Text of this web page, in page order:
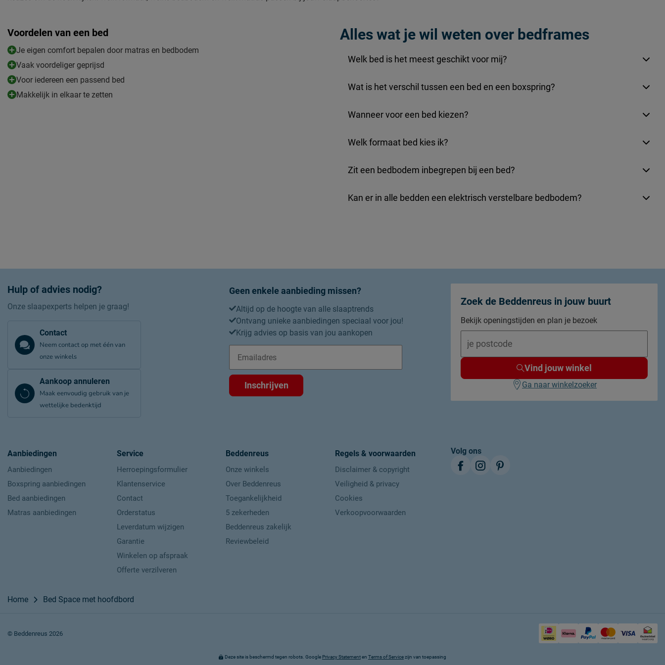
Goed om te weten
2 jaar garantie volgens CBW voorwaarden
Voordelen van een bed
Je eigen comfort bepalen door matras en bedbodem
Vaak voordeliger geprijsd
Voor iedereen een passend bed
Makkelijk in elkaar te zetten
Alles wat je wil weten over bedframes
Welk bed is het meest geschikt voor mij?
Wat is het verschil tussen een bed en een boxspring?
Wanneer voor een bed kiezen?
Welk formaat bed kies ik?
Zit een bedbodem inbegrepen bij een bed?
Kan er in alle bedden een elektrisch verstelbare bedbodem?
Hulp of advies nodig?
Onze slaapexperts helpen je graag!
Contact
Neem contact op met één van
onze winkels
Aankoop annuleren
Maak eenvoudig gebruik van je
wettelijke bedenktijd
Geen enkele aanbieding missen?
Altijd op de hoogte van alle slaaptrends
Ontvang unieke aanbiedingen speciaal voor jou!
Krijg advies op basis van jou aankopen
Inschrijven
Zoek de Beddenreus in jouw buurt
Bekijk openingstijden en plan je bezoek
Vind jouw winkel
Ga naar winkelzoeker
Aanbiedingen
Aanbiedingen
Boxspring aanbiedingen
Bed aanbiedingen
Matras aanbiedingen
Service
Herroepingsformulier
Klantenservice
Contact
Orderstatus
Leverdatum wijzigen
Garantie
Winkelen op afspraak
Offerte verzilveren
Beddenreus
Onze winkels
Over Beddenreus
Toegankelijkheid
5 zekerheden
Beddenreus zakelijk
Reviewbeleid
Regels & voorwaarden
Disclaimer & copyright
Veiligheid & privacy
Cookies
Verkoopvoorwaarden
Volg ons
Home Bed Space met hoofdbord
© Beddenreus 2026
Deze site is beschermd tegen robots. Google Privacy Statementen Terms of Servicezijn van toepassing